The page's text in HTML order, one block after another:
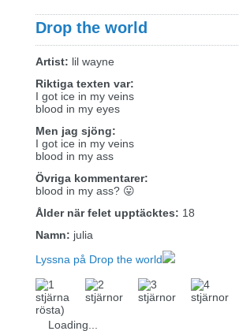
Drop the world
Artist: lil wayne
Riktiga texten var:
I got ice in my veins
blood in my eyes
Men jag sjöng:
I got ice in my veins
blood in my ass
Övriga kommentarer:
blood in my ass? 😛
Ålder när felet upptäcktes: 18
Namn: julia
Lyssna på Drop the world
rösta)
Loading...